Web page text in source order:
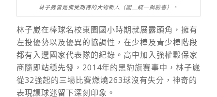
林子崴曾是備受期待的大物新人（圖＿統一獅臉書）。
林子崴在棒球名校東園國小時期就展露頭角，擁有
左投優勢以及優異的協調性，在少棒及青少棒階段
都有入選國家代表隊的紀錄。高中加入強權穀保家
商隨即站穩先發， 2014年的黑豹旗賽事中，林子崴
從32強起的三場比賽燃燒263球沒有失分，神奇的
表現讓球迷留下深刻印象。